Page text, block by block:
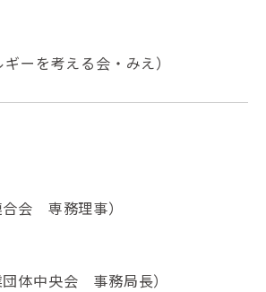
ーを考える会・みえ）
合会 専務理事）
団体中央会 事務局長）